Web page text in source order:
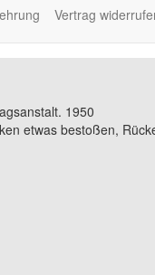
Vertrag
1950
etwas bestoßen,